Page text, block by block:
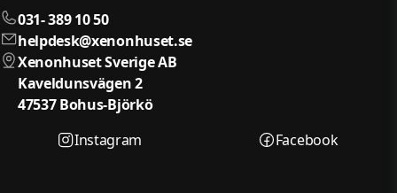
031- 389 10 50
helpdesk@xenonhuset.se
Xenonhuset Sverige AB
Kaveldunsvägen 2
47537 Bohus-Björkö
Instagram
Facebook